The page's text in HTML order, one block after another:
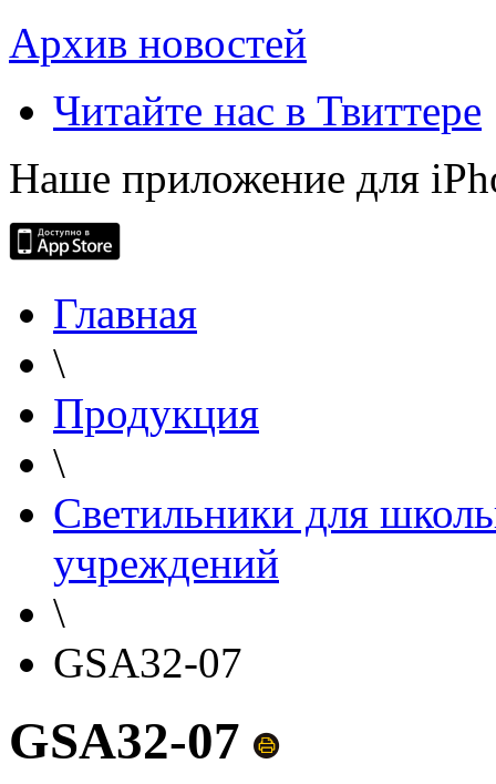
Архив новостей
Читайте нас в Твиттере
Наше приложение для
Главная
\
Продукция
\
Светильники для
учреждений
\
GSA32-07
GSA32-07